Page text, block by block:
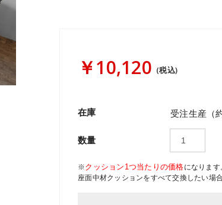
￥10,120 (税込)
在庫 受注生産（
数量
※クッション1つ当たりの価格になります
座面中材クッションをすべて交換したい場合